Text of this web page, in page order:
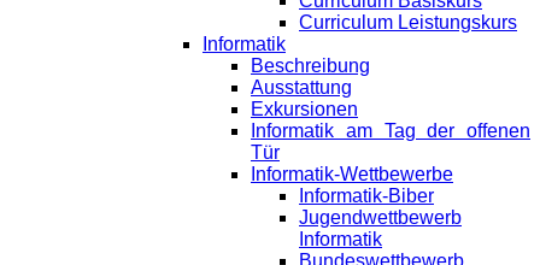
Curriculum Leistungskurs
Informatik
Beschreibung
Ausstattung
Exkursionen
Informatik am Tag der offenen
Tür
Informatik-Wettbewerbe
Informatik-Biber
Jugendwettbewerb
Informatik